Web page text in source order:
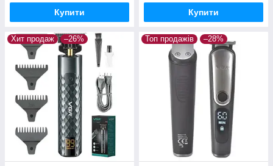
Купити Купити
Хит продаж –26% Топ продажів –28%